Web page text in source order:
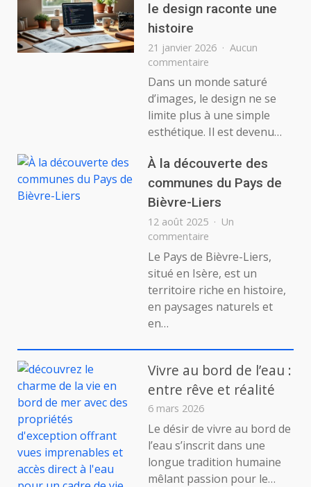
de
?
le design raconte une
histoire
21 janvier 2026
Aucun
commentaire
Créer
avec
sens
:
quand
design
raconte
histoire
Dans un monde saturé
d’images, le design ne se
limite plus à une simple
esthétique. Il est devenu…
À la découverte des
communes du Pays de
Bièvre-Liers
12 août 2025
Un
commentaire
À
la
découverte
des
communes
de
Bièvre-
Le Pays de Bièvre-Liers,
situé en Isère, est un
territoire riche en histoire,
en paysages naturels et
en…
Vivre au bord de l’eau :
entre rêve et réalité
6 mars 2026
Le désir de vivre au bord de
l’eau s’inscrit dans une
longue tradition humaine
mêlant passion pour le…